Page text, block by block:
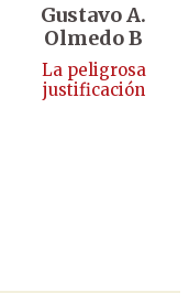
Gustavo A.
Olmedo B
La peligrosa
justificación